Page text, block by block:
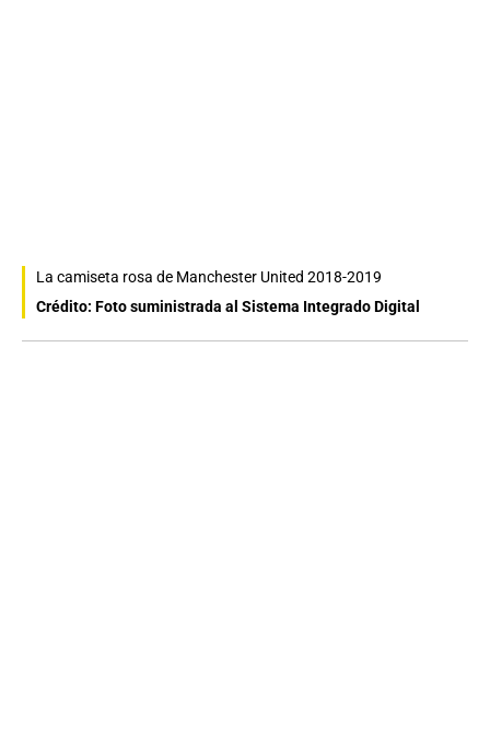
La camiseta rosa de Manchester United 2018-2019
Crédito: Foto suministrada al Sistema Integrado Digital